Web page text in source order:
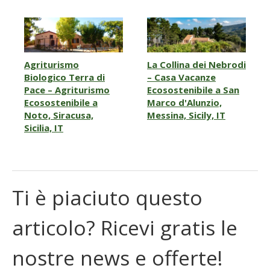
Agriturismo
Biologico Terra di
Pace – Agriturismo
Ecosostenibile a
Noto, Siracusa,
Sicilia, IT
La Collina dei Nebrodi
– Casa Vacanze
Ecosostenibile a San
Marco d'Alunzio,
Messina, Sicily, IT
Ti è piaciuto questo
articolo? Ricevi gratis le
nostre news e offerte!